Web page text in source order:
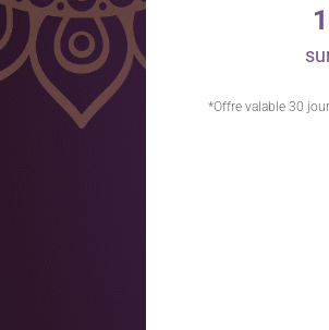
*Offre valable 30